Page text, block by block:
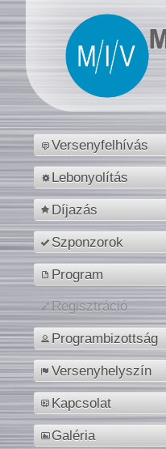
Versenyfelhívás
Lebonyolítás
Díjazás
Szponzorok
Program
Regisztráció
Programbizottság
Versenyhelyszín
Kapcsolat
Galéria